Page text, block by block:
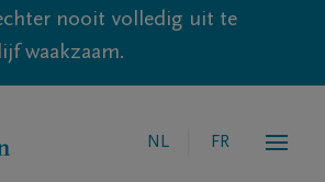
nooit volledig uit te
waakzaam.
NL FR